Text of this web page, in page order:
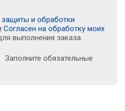
защиты и обработки
Согласен на обработку моих
выполнения заказа.
Заполните обязательные